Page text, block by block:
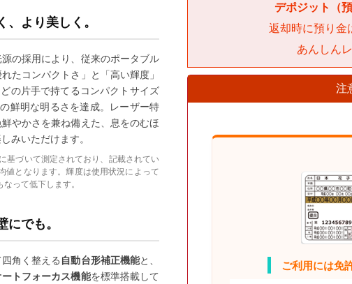
より美しく。
の採用により、従来のポータブル
たコンパクトさ」と「高い輝度」
の片手で持てるコンパクトサイズ
の鮮明な明るさを達成。レーザー特
やかさを兼ね備えた、息をのむほ
みいただけます。
基づいて測定されており、記載されてい
値となります。輝度は使用状況によって
って低下します。
でも。
角く整える自動台形補正機能と、
トフォーカス機能を標準搭載して
デポジット（
返却時に預り金
あんしん
注
ご利用には免